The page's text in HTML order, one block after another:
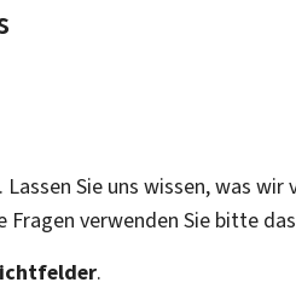
Sie uns wissen, was wir
Fragen verwenden Sie bitte
.